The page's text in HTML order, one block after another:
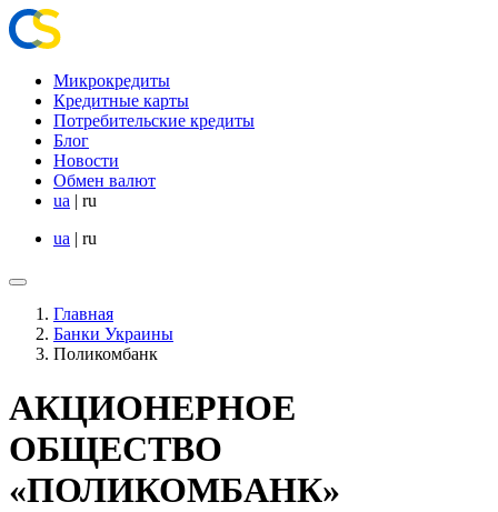
Микрокредиты
Кредитные карты
Потребительские кредиты
Блог
Новости
Обмен валют
ua | ru
ua | ru
Главная
Банки Украины
Поликомбанк
АКЦИОНЕРНОЕ
ОБЩЕСТВО
«ПОЛИКОМБАНК»